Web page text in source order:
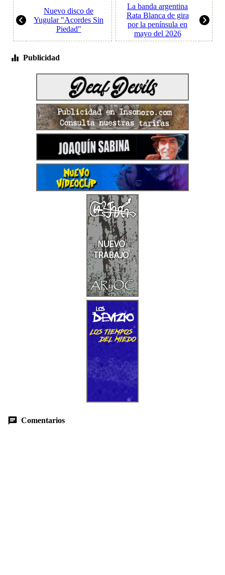
Nuevo disco de
Yugular "Acordes Sin
Piedad"
La banda argentina
Rata Blanca de gira
por la península en
mayo del 2026
Publicidad
Comentarios